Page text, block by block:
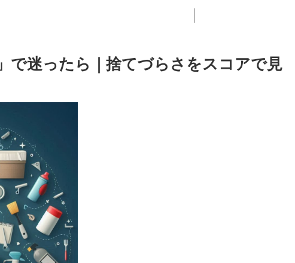
で迷ったら｜捨てづらさをスコアで見